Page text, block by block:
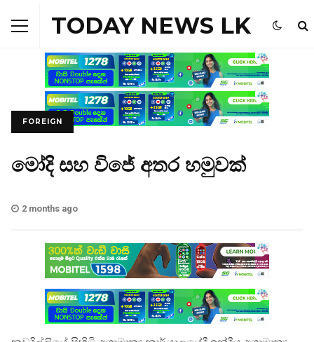
TODAY NEWS LK
FOREIGN
මෝදි සහ විජේ අතර හමුවක්
2 months ago